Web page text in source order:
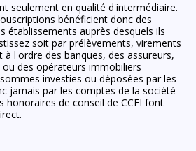
seulement en qualité d'intermédiaire.
bénéficient donc des
établissements auprès desquels ils
soit par prélèvements, virements
l'ordre des banques, des assureurs,
des opérateurs immobiliers
investies ou déposées par les
jamais par les comptes de la société
honoraires de conseil de CCFI font